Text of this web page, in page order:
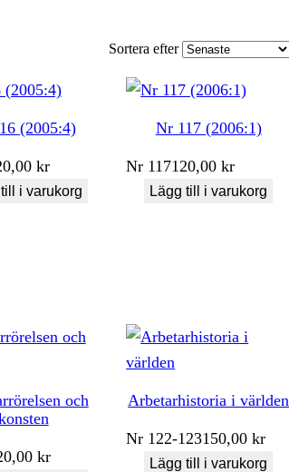
Sortera efter
(2005:4)
kr
i varukorg
Nr 117 (2006:1)
Nr 117120,00kr
Lägg till i varukorg
och
kr
Arbetarhistoria i världen
Nr 122-123150,00kr
Lägg till i varukorg